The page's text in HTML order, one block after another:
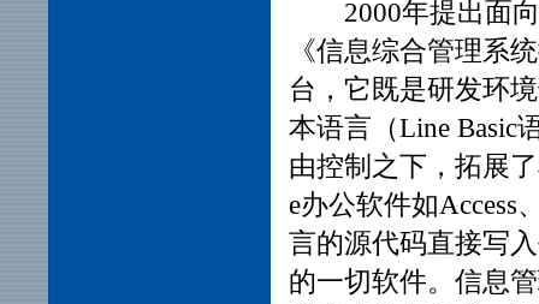
2000年提出面
《信息综合管理系
台，它既是研发环
本语言（Line Basic
由控制之下，拓展
e办公软件如Access
言的源代码直接写
的一切软件。信息